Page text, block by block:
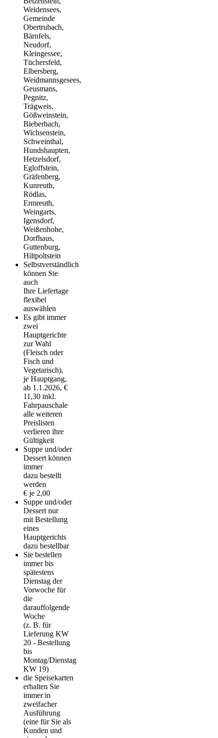
Weidensees,
Gemeinde
Obertrubach,
Bärnfels,
Neudorf,
Kleingessee,
Tüchersfeld,
Elbersberg,
Weidmannsgesees,
Geusmans,
Pegnitz,
Trägweis,
Gößweinstein,
Bieberbach,
Wichsenstein,
Schweinthal,
Hundshaupten,
Hetzelsdorf,
Egloffstein,
Gräfenberg,
Kunreuth,
Rödlas,
Ermreuth,
Weingarts,
Igensdorf,
Weißenhohe,
Dorfhaus,
Guttenburg,
Hiltpoltstein
Selbstverständlich
können Sie
auch
Ihre Liefertage
flexibel
auswählen
Es gibt immer
zwei
Hauptgerichte
zur Wahl
(Fleisch oder
Fisch und
Vegetarisch),
je Hauptgang,
ab 1.1.2026, €
11,30 inkl.
Fahrpauschale
alle weiteren
Preislisten
verlieren ihre
Gültigkeit
Suppe und/oder
Dessert können
immer
dazu bestellt
werden
€ je 2,00
Suppe und/oder
Dessert nur
mit Bestellung
eines
Hauptgerichts
dazu bestellbar
Sie bestellen
immer bis
spätestens
Dienstag der
Vorwoche für
die
darauffolgende
Woche
(z. B. für
Lieferung KW
20 - Bestellung
bis
Montag/Dienstag
KW 19)
die Speisekarten
erhalten Sie
immer in
zweifacher
Ausführung
(eine für Sie als
Kunden und